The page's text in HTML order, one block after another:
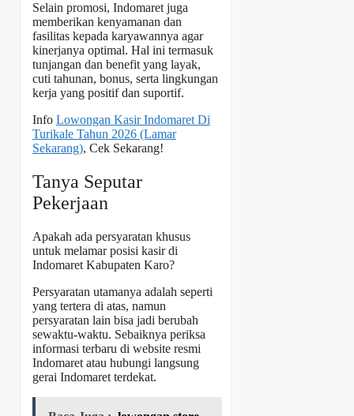
Selain promosi, Indomaret juga
memberikan kenyamanan dan
fasilitas kepada karyawannya agar
kinerjanya optimal. Hal ini termasuk
tunjangan dan benefit yang layak,
cuti tahunan, bonus, serta lingkungan
kerja yang positif dan suportif.
Info Lowongan Kasir Indomaret Di
Turikale Tahun 2026 (Lamar
Sekarang), Cek Sekarang!
Tanya Seputar
Pekerjaan
Apakah ada persyaratan khusus
untuk melamar posisi kasir di
Indomaret Kabupaten Karo?
Persyaratan utamanya adalah seperti
yang tertera di atas, namun
persyaratan lain bisa jadi berubah
sewaktu-waktu. Sebaiknya periksa
informasi terbaru di website resmi
Indomaret atau hubungi langsung
gerai Indomaret terdekat.